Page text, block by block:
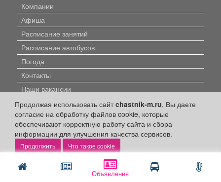
Объявления
Продолжая использовать сайтchastnik-m.ru, Вы даете
согласие на обработку файлов cookie, которые
обеспечивают корректную работу сайта и сбора
информации для улучшения качества сервисов.
Что такое cookie
Компании
Афиша
Расписание занятий
Расписание автобусов
Погода
Контакты
Наши вакансии
Быстрые ссылки:
Установить приложение
Личный кабинет
Подать объявление
Подать объявление в газету